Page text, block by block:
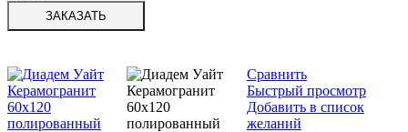
ЗАКАЗАТЬ
Сравнить
Быстрый просмотр
Добавить в список
желаний